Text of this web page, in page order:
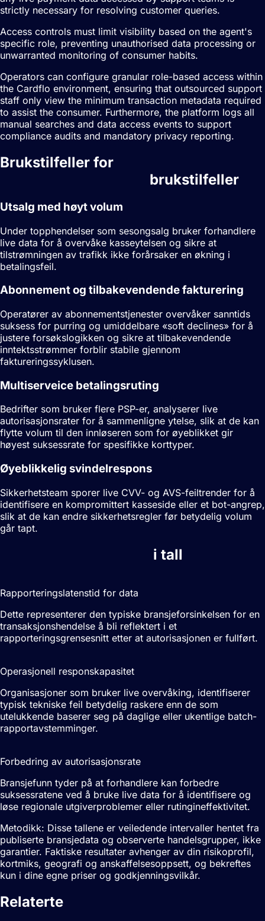
strictly necessary for resolving customer queries.
Access controls must limit visibility based on the agent's
specific role, preventing unauthorised data processing or
unwarranted monitoring of consumer habits.
Operators can configure granular role-based access within
the Cardflo environment, ensuring that outsourced support
staff only view the minimum transaction metadata required
to assist the consumer. Furthermore, the platform logs all
manual searches and data access events to support
compliance audits and mandatory privacy reporting.
Brukstilfeller for
brukstilfeller
Utsalg med høyt volum
Under topphendelser som sesongsalg bruker forhandlere
live data for å overvåke kasseytelsen og sikre at
tilstrømningen av trafikk ikke forårsaker en økning i
betalingsfeil.
Abonnement og tilbakevendende fakturering
Operatører av abonnementstjenester overvåker sanntids
suksess for purring og umiddelbare «soft declines» for å
justere forsøkslogikken og sikre at tilbakevendende
inntektsstrømmer forblir stabile gjennom
faktureringssyklusen.
Multiserveice betalingsruting
Bedrifter som bruker flere PSP-er, analyserer live
autorisasjonsrater for å sammenligne ytelse, slik at de kan
flytte volum til den innløseren som for øyeblikket gir
høyest suksessrate for spesifikke korttyper.
Øyeblikkelig svindelrespons
Sikkerhetsteam sporer live CVV- og AVS-feiltrender for å
identifisere en kompromittert kasseside eller et bot-angrep,
slik at de kan endre sikkerhetsregler før betydelig volum
går tapt.
i tall
Rapporteringslatenstid for data
Dette representerer den typiske bransjeforsinkelsen for en
transaksjonshendelse å bli reflektert i et
rapporteringsgrensesnitt etter at autorisasjonen er fullført.
Operasjonell responskapasitet
Organisasjoner som bruker live overvåking, identifiserer
typisk tekniske feil betydelig raskere enn de som
utelukkende baserer seg på daglige eller ukentlige batch-
rapportavstemminger.
Forbedring av autorisasjonsrate
Bransjefunn tyder på at forhandlere kan forbedre
suksessratene ved å bruke live data for å identifisere og
løse regionale utgiverproblemer eller rutingineffektivitet.
Metodikk: Disse tallene er veiledende intervaller hentet fra
publiserte bransjedata og observerte handelsgrupper, ikke
garantier. Faktiske resultater avhenger av din risikoprofil,
kortmiks, geografi og anskaffelsesoppsett, og bekreftes
kun i dine egne priser og godkjenningsvilkår.
Relaterte